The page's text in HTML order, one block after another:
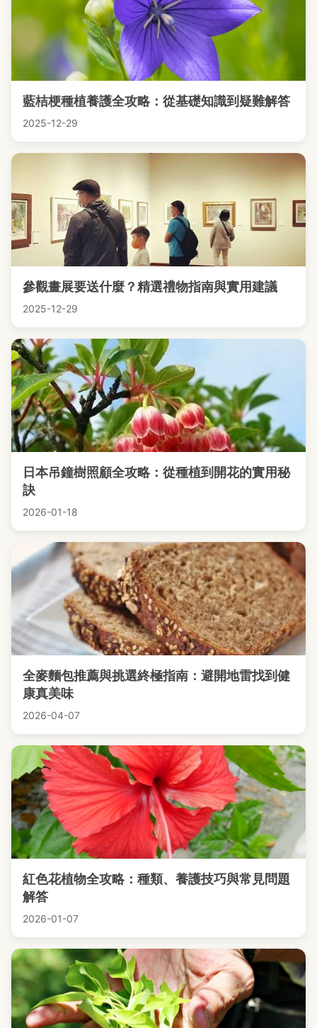
藍桔梗種植養護全攻略：從基礎知識到疑難解答
2025-12-29
參觀畫展要送什麼？精選禮物指南與實用建議
2025-12-29
日本吊鐘樹照顧全攻略：從種植到開花的實用秘
訣
2026-01-18
全麥麵包推薦與挑選終極指南：避開地雷找到健
康真美味
2026-04-07
紅色花植物全攻略：種類、養護技巧與常見問題
解答
2026-01-07